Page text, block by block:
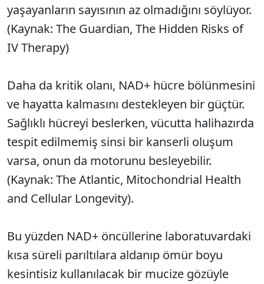
yaşayanların sayısının az olmadığını söylüyor.
(Kaynak: The Guardian, The Hidden Risks of
IV Therapy)
Daha da kritik olanı, NAD+ hücre bölünmesini
ve hayatta kalmasını destekleyen bir güçtür.
Sağlıklı hücreyi beslerken, vücutta halihazırda
tespit edilmemiş sinsi bir kanserli oluşum
varsa, onun da motorunu besleyebilir.
(Kaynak: The Atlantic, Mitochondrial Health
and Cellular Longevity).
Bu yüzden NAD+ öncüllerine laboratuvardaki
kısa süreli parıltılara aldanıp ömür boyu
kesintisiz kullanılacak bir mucize gözüyle